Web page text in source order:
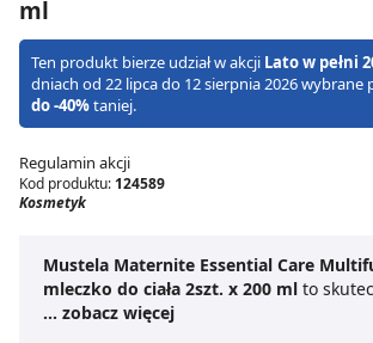
ml
Ten produkt bierze udział w akcji Lato w pełni
dniach od 22 lipca do 12 sierpnia 2026
do -40%taniej.
Regulamin akcji
Kod produktu: 124589
Kosmetyk
Mustela Maternite Essential Care
mleczko do ciała 2szt. x 200 ml to
preparat do codziennej pielęgnacji skóry.
... zobacz więcej